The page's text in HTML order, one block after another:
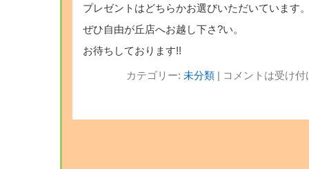
プレゼントはどちらかお選びいただいています
ぜひ自由が丘店へお越し下さ?い。
お待ちしております!!
カテゴリー: 未分類| コメントは受け